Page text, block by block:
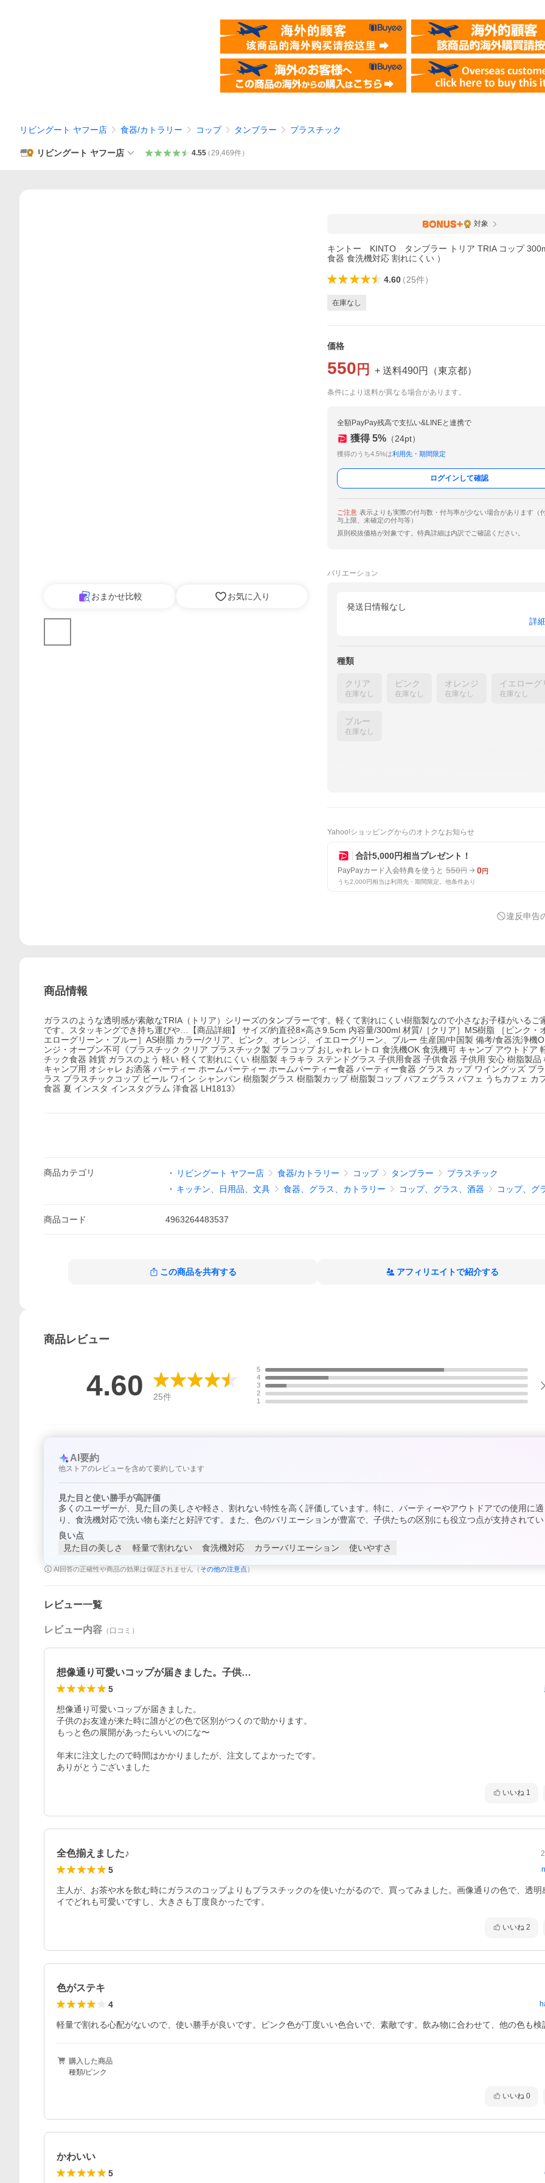
リビングート ヤフー店 食器/カトラリー コップ タンブラー プラスチック
リビングート ヤフー店 4.55（29,469件）
おまかせ比較 お気に入り
対象
キントー KINTO タンブラー トリア TRIA コップ
食器 食洗機対応 割れにくい ）
4.60（25件）
在庫なし
価格
550 円 + 送料490円 （東京都）
条件により送料が異なる場合があります。
全額PayPay残高で支払い&LINEと連携で
獲得 5% （24pt）
獲得のうち4.5%は利用先・期間限定
ログインして確認
ご注意 表示よりも実際の付与数・付与率が少ない場合があります（
与上限、未確定の付与等）
原則税抜価格が対象です。特典詳細は内訳でご確認ください。
バリエーション
発送日情報なし
詳
種類
クリア
在庫なし
ピンク
在庫なし
オレンジ
在庫なし
イエローグ
在庫なし
ブルー
在庫なし
Yahoo!ショッピングからのオトクなお知らせ
合計5,000円相当プレゼント！
PayPayカード入会特典を使うと 550円 0円
うち2,000円相当は利用先・期間限定。他条件あり
違反申告
商品情報
ガラスのような透明感が素敵なTRIA（トリア）シリーズのタンブラーです。軽くて割れにくい樹脂製なので小さなお子様がいるご
です。スタッキングでき持ち運びや…【商品詳細】 サイズ/約直径8×高さ9.5cm 内容量/300ml 材質/［クリア］MS樹脂 ［ピンク・
エローグリーン・ブルー］AS樹脂 カラー/クリア、ピンク、オレンジ、イエローグリーン、ブルー 生産国/中国製 備考/食器洗浄機
ンジ・オーブン不可《プラスチック クリア プラスチック製 プラコップ おしゃれ レトロ 食洗機OK 食洗機可 キャンプ アウトドア
チック食器 雑貨 ガラスのよう 軽い 軽くて割れにくい 樹脂製 キラキラ ステンドグラス 子供用食器 子供食器 子供用 安心 樹脂製品
キャンプ用 オシャレ お洒落 パーティー ホームパーティー ホームパーティー食器 パーティー食器 グラス カップ ワイングッズ プ
ラス プラスチックコップ ビール ワイン シャンパン 樹脂製グラス 樹脂製カップ 樹脂製コップ パフェグラス パフェ うちカフェ カ
食器 夏 インスタ インスタグラム 洋食器 LH1813》
商品カテゴリ リビングート ヤフー店 食器/カトラリー コップ タンブラー
プラスチック
キッチン、日用品、文具
食器、グラス、カトラリー コップ、グラス、酒器 コップ、グ
商品コード 4963264483537
この商品を共有する アフィリエイトで紹介する
商品レビュー
4.60 25件
5
4
3
2
1
AI要約
他ストアのレビューを含めて要約しています
見た目と使い勝手が高評価
多くのユーザーが、見た目の美しさや軽さ、割れない特性を高く評価しています。特に、パーティーやアウトドアでの使用に
り、食洗機対応で洗い物も楽だと好評です。また、色のバリエーションが豊富で、子供たちの区別にも役立つ点が支持されて
良い点
見た目の美しさ
軽量で割れない 食洗機対応 カラーバリエーション 使いやすさ
AI回答の正確性や商品の効果は保証されません（ その他の注意点 ）
レビュー一覧
レビュー内容 （口コミ）
想像通り可愛いコップが届きました。子供…
5
想像通り可愛いコップが届きました。
子供のお友達が来た時に誰がどの色で区別がつくので助かります。
もっと色の展開があったらいいのにな〜
年末に注文したので時間はかかりましたが、注文してよかったです。
ありがとうございました
いいね 1
全色揃えました♪
5
主人が、お茶や水を飲む時にガラスのコップよりもプラスチックのを使いたがるので、買ってみました。画像通りの色で、透明
イでどれも可愛いですし、大きさも丁度良かったです。
いいね 2
色がステキ
4
軽量で割れる心配がないので、使い勝手が良いです。ピンク色が丁度いい色合いで、素敵です。飲み物に合わせて、他の色も検
購入した商品
種類/ピンク
いいね 0
かわいい
5